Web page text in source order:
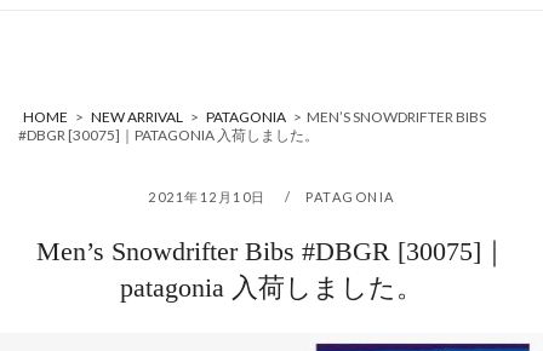
HOME > NEW ARRIVAL > PATAGONIA > MEN’S SNOWDRIFTER BIBS
#DBGR [30075]｜PATAGONIA 入荷しました。
2021年12月10日 PATAGONIA
Men’s Snowdrifter Bibs #DBGR [30075]｜
patagonia 入荷しました。